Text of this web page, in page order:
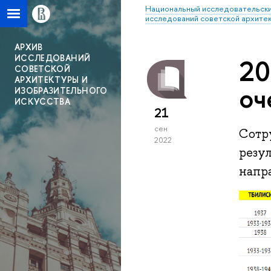
Национальный
исследований советской
АРХИВ
ИССЛЕДОВАНИЙ
СОВЕТСКОЙ
АРХИТЕКТУРЫ И
ИЗОБРАЗИТЕЛЬНОГО
ИСКУССТВА
21
сен
2022